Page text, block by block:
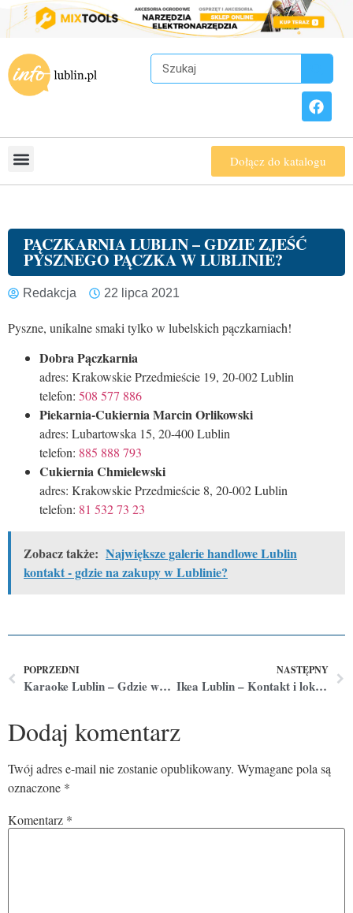
Dołącz do katalogu
PĄCZKARNIA LUBLIN – GDZIE ZJEŚĆ
PYSZNEGO PĄCZKA W LUBLINIE?
Redakcja 22 lipca 2021
Pyszne, unikalne smaki tylko w lubelskich pączkarniach!
Dobra Pączkarnia
adres: Krakowskie Przedmieście 19, 20-002 Lublin
telefon: 508 577 886
Piekarnia-Cukiernia Marcin Orlikowski
adres: Lubartowska 15, 20-400 Lublin
telefon: 885 888 793
Cukiernia Chmielewski
adres: Krakowskie Przedmieście 8, 20-002 Lublin
telefon: 81 532 73 23
Zobacz także: Największe galerie handlowe Lublin
kontakt - gdzie na zakupy w Lublinie?
POPRZEDNI
Karaoke Lublin – Gdzie wybrać się na karaoke w Lublinie?
NASTĘPNY
Ikea Lublin – Kontakt i lokalizacja
Dodaj komentarz
Twój adres e-mail nie zostanie opublikowany. Wymagane pola są
oznaczone *
Komentarz *